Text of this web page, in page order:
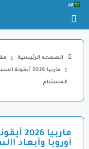
AR
الصفحة الرئيسية
ماربيا 2026
المستدام
أوروبا وأبعاد